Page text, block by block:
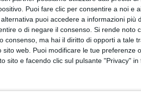
Puoi fare clic per consentire a noi e
puoi accedere a informazioni più
o di negare il consenso. Si rende noto
consenso, ma hai il diritto di opporti a tale
web. Puoi modificare le tue preferenze
sito e facendo clic sul pulsante "Privacy" in
una ingente quantità di piante